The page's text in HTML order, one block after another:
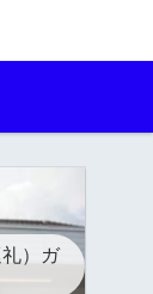
）ガ